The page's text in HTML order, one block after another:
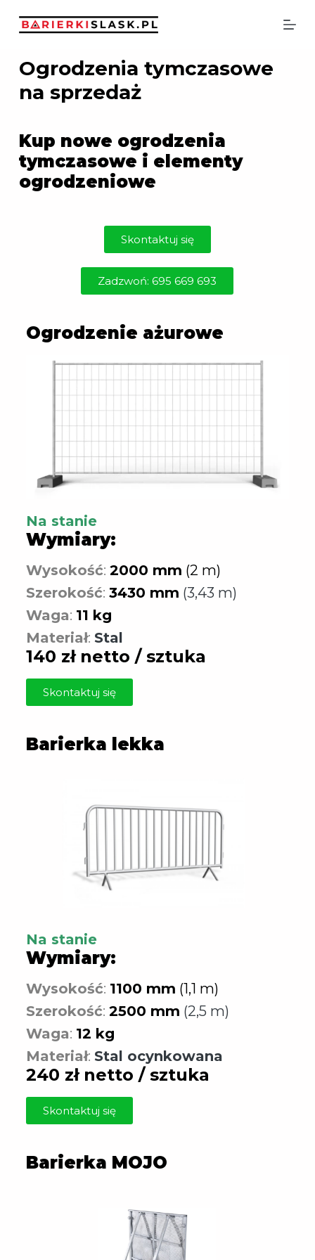
P
r
e
d
d
o
Ogrodzenia tymczasowe
na sprzedaż
Kup nowe ogrodzenia
tymczasowe i elementy
ogrodzeniowe
Skontaktuj się
Zadzwoń: 695 669 693
Ogrodzenie ażurowe
Na stanie
Wymiary:
Wysokość: 2000 mm (2 m)
Szerokość: 3430 mm (3,43 m)
Waga: 11 kg
Materiał: Stal
140 zł netto / sztuka
Skontaktuj się
Barierka lekka
Na stanie
Wymiary:
Wysokość: 1100 mm (1,1 m)
Szerokość: 2500 mm (2,5 m)
Waga: 12 kg
Materiał: Stal ocynkowana
240 zł netto / sztuka
Skontaktuj się
Barierka MOJO